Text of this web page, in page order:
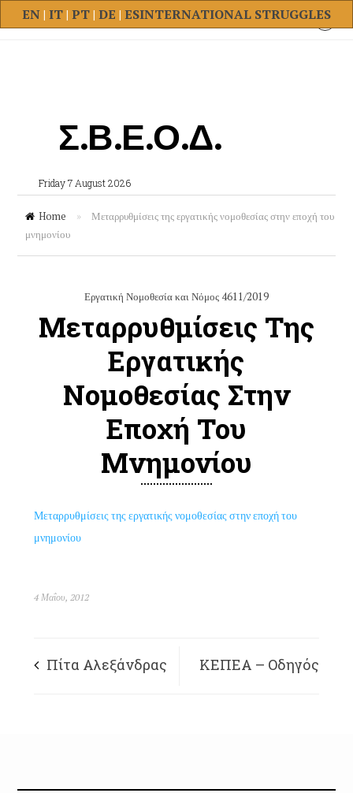
INTERNATIONAL STRUGGLES
EN| IT| PT| DE | ES
Σ.Β.Ε.Ο.Δ.
Friday 7 August 2026
Home »
Μεταρρυθμίσεις της εργατικής νομοθεσίας στην εποχή του
μνημονίου
Εργατική Νομοθεσία και Νόμος 4611/2019
Μεταρρυθμίσεις Της
Εργατικής
Νομοθεσίας Στην
Εποχή Του
Μνημονίου
Μεταρρυθμίσεις της εργατικής νομοθεσίας στην εποχή του
μνημονίου
4 Μαΐου, 2012
Πίτα Αλεξάνδρας ΚΕΠΕΑ – Οδηγός